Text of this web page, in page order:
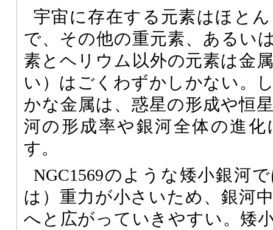
宇宙に存在する元素はほと
で、その他の重元素、あるい
素とヘリウム以外の元素は金
い）はごくわずかしかない。
かな金属は、惑星の形成や恒
河の形成率や銀河全体の進
す。
NGC1569のような矮小銀河
は）重力が小さいため、銀河
へと広がっていきやすい。矮